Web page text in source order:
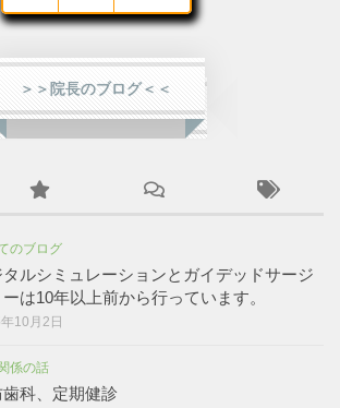
＞＞院長のブログ＜＜
のブログ
タルシミュレーションとガイデッドサージ
ーは10年以上前から行っています。
10月2日
係の話
科、定期健診